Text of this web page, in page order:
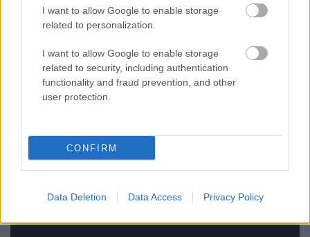
I want to allow Google to enable storage
related to personalization.
I want to allow Google to enable storage
related to security, including authentication
functionality and fraud prevention, and other
user protection.
CONFIRM
Data Deletion Data Access Privacy Policy
feszültségekkel teli klipet: